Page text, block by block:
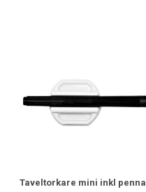
Taveltorkare mini inkl penna